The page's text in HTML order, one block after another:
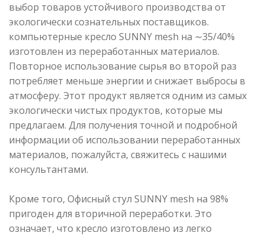
выбор товаров устойчивого производства от
экологически сознательных поставщиков.
компьютерные креслo SUNNY mesh на ∼35/40%
изготовлен из переработанных материалов.
Повторное использование сырья во второй раз
потребляет меньше энергии и снижает выбросы в
атмосферу. Этот продукт является одним из самых
экологически чистых продуктов, которые мы
предлагаем. Для получения точной и подробной
информации об использовании переработанных
материалов, пожалуйста, свяжитесь с нашими
консультантами.
Кроме того, Офисный стул SUNNY mesh на 98%
пригоден для вторичной переработки. Это
означает, что кресло изготовлено из легко